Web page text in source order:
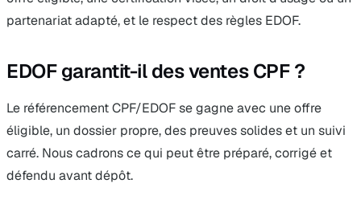
partenariat adapté, et le respect des règles EDOF.
EDOF garantit-il des ventes CPF ?
Le référencement CPF/EDOF se gagne avec une offre
éligible, un dossier propre, des preuves solides et un suivi
carré. Nous cadrons ce qui peut être préparé, corrigé et
défendu avant dépôt.